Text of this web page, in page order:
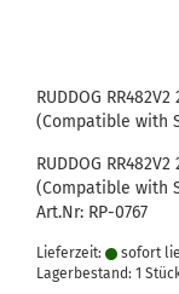
RUDDOG
(Compatible with
RUDDOG
(Compatible with
Art.Nr: RP-0767
Lieferzeit: sofort
Lagerbestand: 1